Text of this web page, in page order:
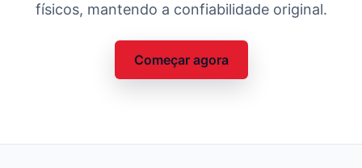
físicos, mantendo a confiabilidade original.
Começar agora